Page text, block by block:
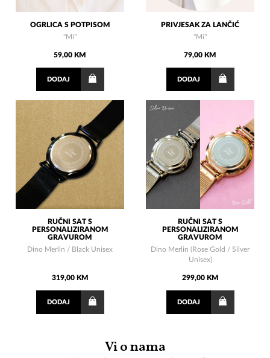
OGRLICA S POTPISOM
"Mi"
59,00 KM
DODAJ
PRIVJESAK ZA LANČIĆ
"Mi"
79,00 KM
DODAJ
RUČNI SAT S
PERSONALIZIRANOM
GRAVUROM
Dino Merlin / Black Unisex
319,00 KM
DODAJ
RUČNI SAT S
PERSONALIZIRANOM
GRAVUROM
Dino Merlin (Rose Gold / Silver
Unisex)
299,00 KM
DODAJ
Vi o nama